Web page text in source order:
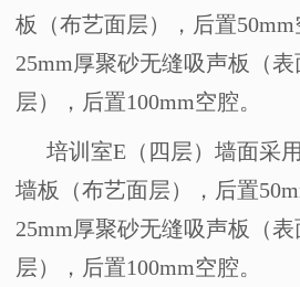
板（布艺面层），后置50mm
25mm厚聚砂无缝吸声板（表
层），后置100mm空腔。
培训室E（四层）墙面采用
墙板（布艺面层），后置
25mm厚聚砂无缝吸声板（表
层），后置100mm空腔。